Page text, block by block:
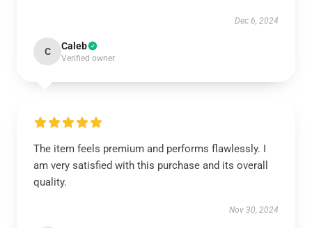
Dec 6, 2024
C Caleb
Verified owner
The item feels premium and performs flawlessly. I
am very satisfied with this purchase and its overall
quality.
Nov 30, 2024